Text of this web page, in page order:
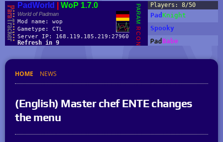
HOME NEWS
(English) Master chef ENTE changes
the menu